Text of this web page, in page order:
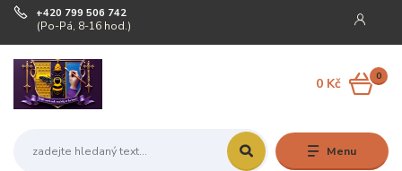
Menu
+420 799 506 742
(Po-Pá, 8-16 hod.)
0
0 Kč